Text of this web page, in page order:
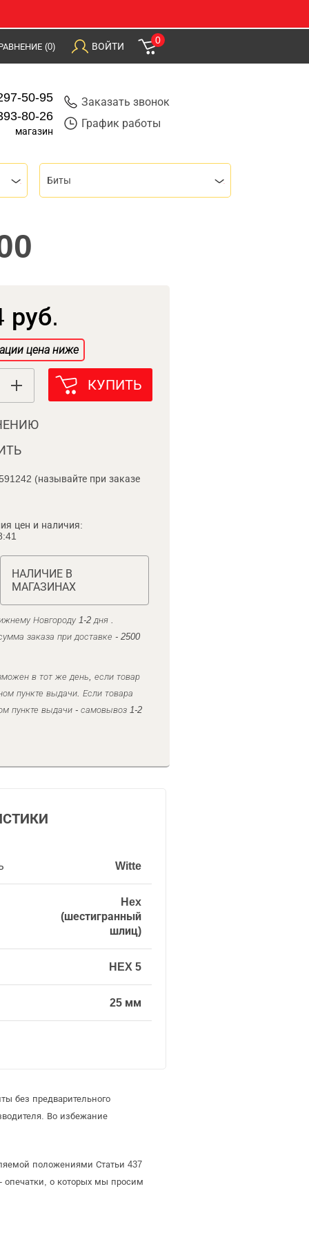
(0) ВОЙТИ
0
50-95
80-26
магазин
Заказать звонок
График работы
Биты
руб.
цена ниже
КУПИТЬ
(называйте при заказе
цен и наличия:
НАЛИЧИЕ В
МАГАЗИНАХ
Новгороду 1-2 дня .
заказа при доставке - 2500
в тот же день, если товар
пункте выдачи. Если товара
пункте выдачи - самовывоз 1-2
Witte
Hex
(шестигранный
шлиц)
HEX 5
25 мм
без предварительного
Во избежание
положениями Статьи 437
опечатки, о которых мы просим